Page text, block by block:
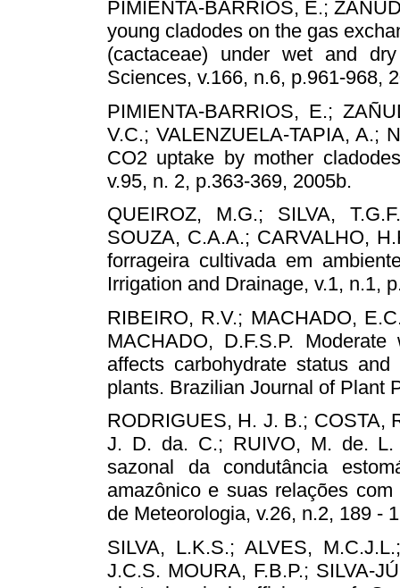
PIMIENTA-BARRIOS, E.;
young cladodes on the gas
(cactaceae) under wet and
Sciences, v.166, n.6, p.961-968,
PIMIENTA-BARRIOS, E.;
V.C.; VALENZUELA-TAPIA, A.;
CO2 uptake by mother
v.95, n. 2, p.363-369, 2005b.
QUEIROZ, M.G.; SILVA,
SOUZA, C.A.A.; CARVALHO,
forrageira cultivada em
Irrigation and Drainage, v.1, n.1,
RIBEIRO, R.V.; MACHADO,
MACHADO, D.F.S.P.
affects carbohydrate status
plants. Brazilian Journal of Plant
RODRIGUES, H. J. B.; COSTA,
J. D. da. C.; RUIVO, M. de. L.
sazonal da condutância
amazônico e suas relações
de Meteorologia, v.26, n.2, 189 -
SILVA, L.K.S.; ALVES,
J.C.S. MOURA, F.B.P.; SILVA-